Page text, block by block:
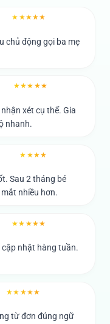
★★★★★
chủ động gọi ba mẹ
★★★★★
xét cụ thể. Gia
nhanh.
★★★★
Sau 2 tháng bé
nhiều hơn.
★★★★★
nhật hàng tuần.
★★★★★
từ đơn đúng ngữ